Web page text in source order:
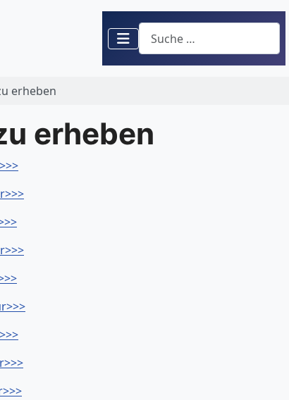
Suchen
erheben
erheben